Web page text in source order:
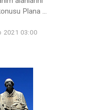
Plana ...
2021 03:00